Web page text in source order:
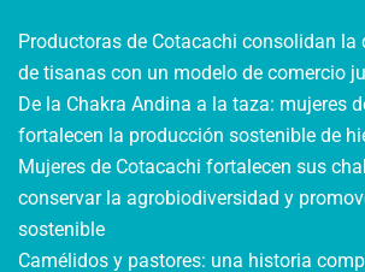
Productoras de Cotacachi consolidan la
de tisanas con un modelo de comercio
De la Chakra Andina a la taza: mujeres
fortalecen la producción sostenible de
Mujeres de Cotacachi fortalecen sus
conservar la agrobiodiversidad y
sostenible
Camélidos y pastores: una historia